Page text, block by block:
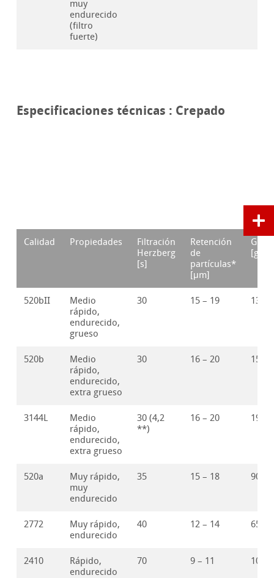
muy
endurecido
(filtro
fuerte)
Especificaciones técnicas : Crepado
Calidad Propiedades
Filtración
Herzberg
[s]
Retención
de
partículas*
[μm]
[g/
520bII
Medio
rápido,
endurecido,
grueso
30 15 – 19 135
520b
Medio
rápido,
endurecido,
extra grueso
30 16 – 20 155
3144L
Medio
rápido,
endurecido,
extra grueso
30 (4,2
**)
16 – 20 190
520a
Muy rápido,
muy
endurecido
35 15 – 18 90
2772
Muy rápido,
endurecido
40 12 – 14 65
2410
Rápido,
endurecido
70 9 – 11 107